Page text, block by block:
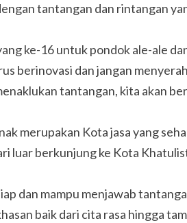
tantangan dan rintangan
ke-16 untuk pondok ale-ale
berinovasi dan jangan
tantangan, kita akan
merupakan Kota jasa yang
luar berkunjung ke Kota
dan mampu menjawab
baik dari cita rasa hingga